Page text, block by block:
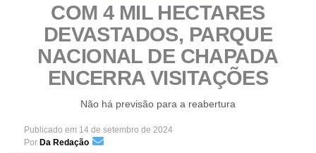
COM 4 MIL HECTARES
DEVASTADOS, PARQUE
NACIONAL DE CHAPADA
ENCERRA VISITAÇÕES
Não há previsão para a reabertura
Publicado em 14 de setembro de 2024
Por Da Redação